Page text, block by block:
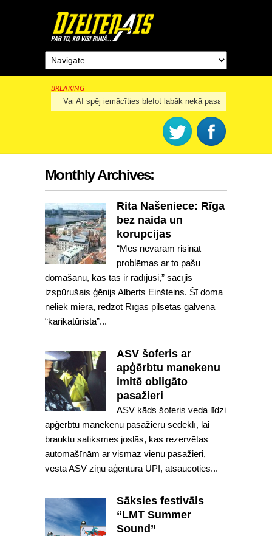
BREAKING
Rīga šogad svinēs 825. dzimšanas dienu
Monthly Archives:
Rita Našeniece: Rīga
bez naida un
korupcijas
“Mēs nevaram risināt
problēmas ar to pašu
domāšanu, kas tās ir radījusi,” sacījis
izspūrušais ģēnijs Alberts Einšteins. Šī doma
neliek mierā, redzot Rīgas pilsētas galvenā
“karikatūrista”...
ASV šoferis ar
apģērbtu manekenu
imitē obligāto
pasažieri
ASV kāds šoferis veda līdzi
apģērbtu manekenu pasažieru sēdeklī, lai
brauktu satiksmes joslās, kas rezervētas
automašīnām ar vismaz vienu pasažieri,
vēsta ASV ziņu aģentūra UPI, atsaucoties...
Sāksies festivāls
“LMT Summer
Sound”